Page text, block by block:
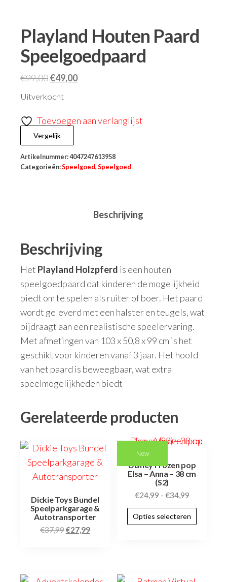
Playland Houten Paard
Speelgoedpaard
€99,00€49,00
Uitverkocht
Toevoegen aan verlanglijst
Vergelijk
Artikelnummer:4047247613958
Categorieën:Speelgoed, Speelgoed
Beschrijving
Beschrijving
Het Playland Holzpferd is een houten
speelgoedpaard dat kinderen de mogelijkheid
biedt om te spelen als ruiter of boer. Het paard
wordt geleverd met een halster en teugels, wat
bijdraagt aan een realistische speelervaring.
Met afmetingen van 103 x 50,8 x 99 cm is het
geschikt voor kinderen vanaf 3 jaar. Het hoofd
van het paard is beweegbaar, wat extra
speelmogelijkheden biedt
Gerelateerde producten
Dickie Toys Bundel
Speelparkgarage &
Autotransporter
€37,99€27,99
New
Disney Frozen pop
Elsa – Anna – 38 cm
(S2)
€24,99 - €34,99
Opties selecteren